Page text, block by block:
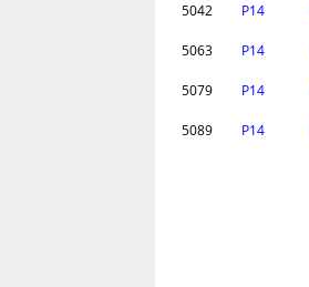
5042
P14
5063
P14
5079
P14
5089
P14